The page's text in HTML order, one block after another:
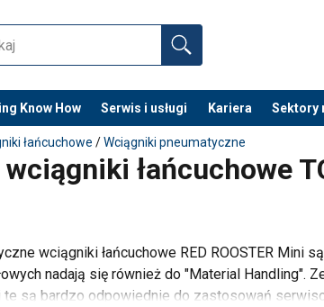
Know How Serwis i usługi Kariera Sektory
Przeglądaj
łańcuchowe /Wciągniki pneumatyczne
łańcuchowe
wciągniki łańcuchowe RED ROOSTER Mini
nadają się również do "Material Handling".
są bardzo odpowiednie do zastosowań